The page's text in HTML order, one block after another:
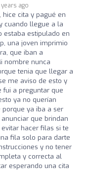
years ago
hice cita y pagué en
cuando llegue a la
estaba estipulado en
una joven imprimio
que iban a
nombre nunca
tenia que llegar a
me aviso de esto y
fui a preguntar que
ya no querían
ya iba a ser
que brindan
hacer filas si te
fila solo para darte
y no tener
y correcta al
esperando una cita